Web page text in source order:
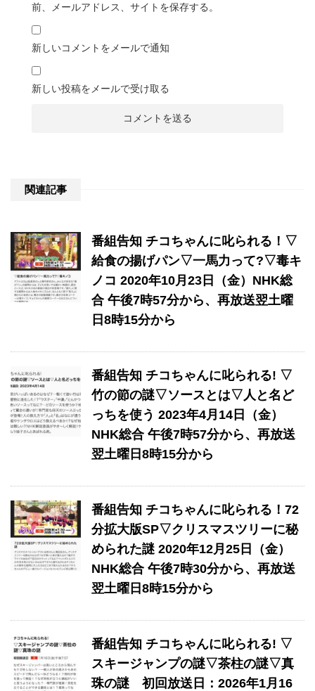
前、メールアドレス、サイトを保存する。
新しいコメントをメールで通知
新しい投稿をメールで受け取る
関連記事
番組告知 チコちゃんに叱られる！▽
給食の揚げパン▽一馬力って?▽毒キ
ノコ 2020年10月23日（金）NHK総
合 午後7時57分から、再放送翌土曜
日8時15分から
番組告知 チコちゃんに叱られる! ▽
竹の節の謎▽ソースとは▽人と名ど
っちを使う 2023年4月14日（金）
NHK総合 午後7時57分から、再放送
翌土曜日8時15分から
番組告知 チコちゃんに叱られる！72
分拡大版SP▽クリスマスツリーに秘
められた謎 2020年12月25日（金）
NHK総合 午後7時30分から、再放送
翌土曜日8時15分から
番組告知 チコちゃんに叱られる! ▽
スキージャンプの謎▽茶柱の謎▽真
珠の謎 初回放送日：2026年1月16